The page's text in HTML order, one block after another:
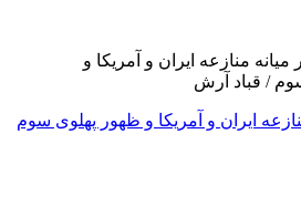
ایران و آمریکا و ظهور پهلوی سوم